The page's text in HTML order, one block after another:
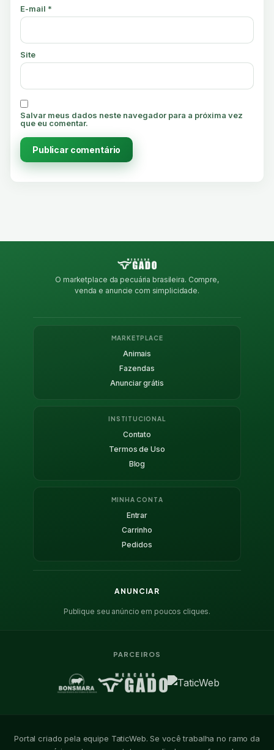
E-mail *
Site
Salvar meus dados neste navegador para a próxima vez
que eu comentar.
O marketplace da pecuária brasileira. Compre,
venda e anuncie com simplicidade.
MARKETPLACE
Animais
Fazendas
Anunciar grátis
INSTITUCIONAL
Contato
Termos de Uso
Blog
MINHA CONTA
Entrar
Carrinho
Pedidos
ANUNCIAR
Publique seu anúncio em poucos cliques.
PARCEIROS
Portal criado pela equipe TaticWeb. Se você trabalha no ramo da